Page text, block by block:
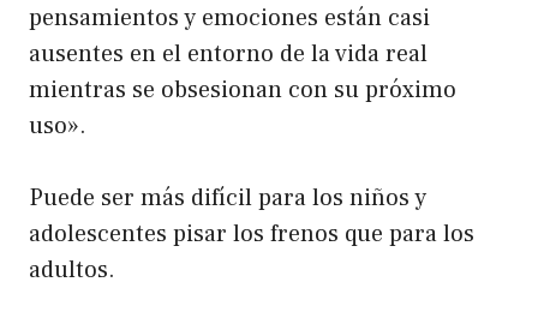
pensamientos y emociones están casi
ausentes en el entorno de la vida real
mientras se obsesionan con su próximo
uso».
Puede ser más difícil para los niños y
adolescentes pisar los frenos que para los
adultos.